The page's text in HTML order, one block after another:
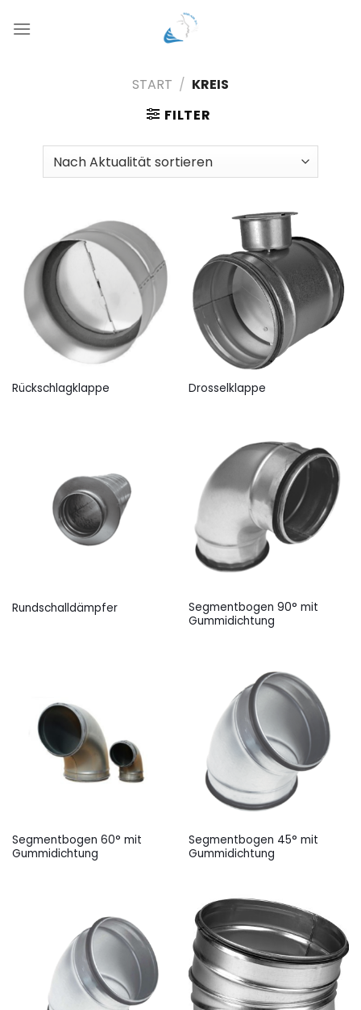
Inhalt
START / KREIS
FILTER
Rückschlagklappe Drosselklappe
Rundschalldämpfer
Segmentbogen 90° mit
Gummidichtung
Segmentbogen 60° mit
Gummidichtung
Segmentbogen 45° mit
Gummidichtung